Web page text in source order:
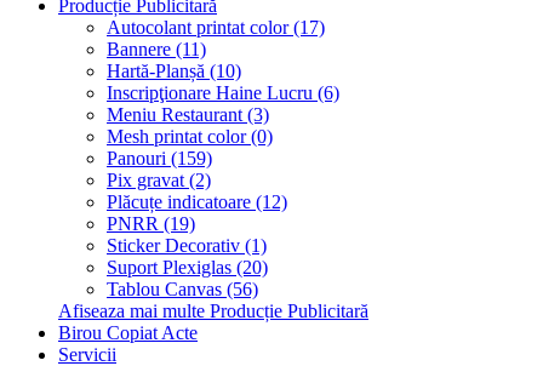
Producție Publicitară
Autocolant printat color (17)
Bannere (11)
Hartă-Planșă (10)
Inscripţionare Haine Lucru (6)
Meniu Restaurant (3)
Mesh printat color (0)
Panouri (159)
Pix gravat (2)
Plăcuțe indicatoare (12)
PNRR (19)
Sticker Decorativ (1)
Suport Plexiglas (20)
Tablou Canvas (56)
Afiseaza mai multe Producție Publicitară
Birou Copiat Acte
Servicii